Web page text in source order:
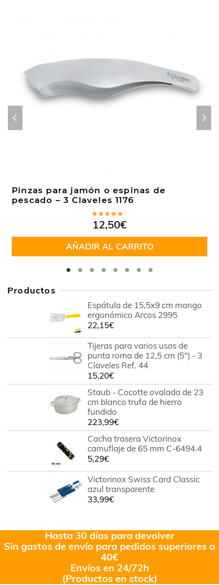
Pinzas para jamón o espinas de
pescado – 3 Claveles 1176
Valorado
en4.92de
5
12,50€
AÑADIR AL CARRITO
Productos
Espátula de 15,5x9 cm mango
ergonómico Arcos 2995
22,15€
Tijeras para varios usos de
punta roma de 12,5 cm (5") - 3
Claveles Ref. 44
15,20€
Staub - Cocotte ovalada de 23
cm blanco trufa de hierro
fundido
223,99€
Cacha trasera Victorinox
camuflaje de 65 mm C-6494.4
5,29€
Victorinox Swiss Card Classic
azul transparente
33,99€
Hasta 30 días para devolver
Sin gastos de envío para pedidos superiores a
40€
Envíos en 24/72h
(Productos en stock)